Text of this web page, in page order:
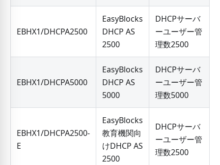
EBHX1/DHCPA2500
EasyBlocks
DHCP AS
2500
DHCPサーバ
ーユーザー管
理数2500
EBHX1/DHCPA5000
EasyBlocks
DHCP AS
5000
DHCPサーバ
ーユーザー管
理数5000
EBHX1/DHCPA2500-
E
EasyBlocks
教育機関向
けDHCP AS
2500
DHCPサーバ
ーユーザー管
理数2500